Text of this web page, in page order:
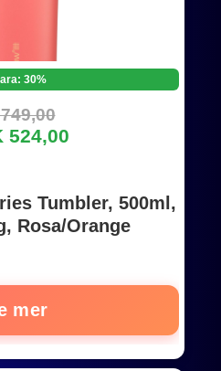
30%
524,00
Tumbler, 500ml,
Rosa/Orange
mer